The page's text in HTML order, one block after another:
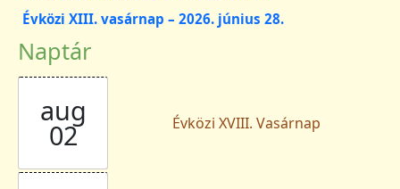
Évközi XIII. vasárnap – 2026. június 28.
Naptár
aug
02 Évközi XVIII. Vasárnap